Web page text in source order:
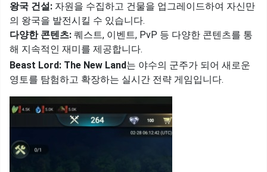
왕국 건설: 자원을 수집하고 건물을 업그레이드하여 자신만
의 왕국을 발전시킬 수 있습니다.
다양한 콘텐츠: 퀘스트, 이벤트, PvP 등 다양한 콘텐츠를 통
해 지속적인 재미를 제공합니다.
Beast Lord: The New Land는 야수의 군주가 되어 새로운
영토를 탐험하고 확장하는 실시간 전략 게임입니다.